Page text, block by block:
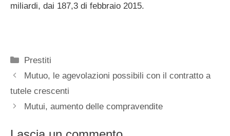
miliardi, dai 187,3 di febbraio 2015.
Categorie
Prestiti
Mutuo, le agevolazioni possibili con il contratto a
tutele crescenti
Mutui, aumento delle compravendite